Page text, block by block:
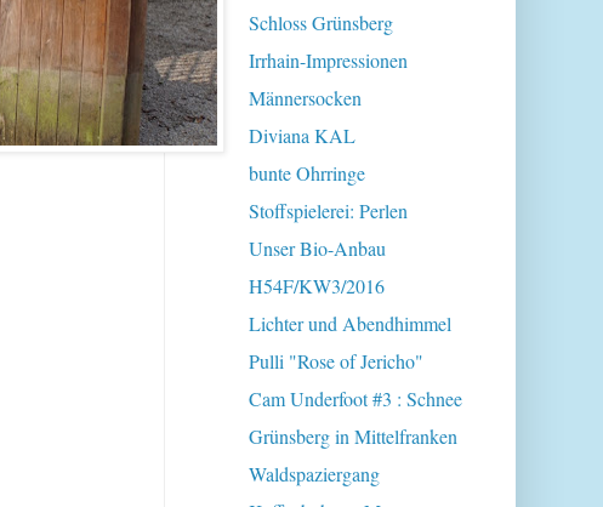
Schloss Grünsberg
Irrhain-Impressionen
Männersocken
Diviana KAL
bunte Ohrringe
Stoffspielerei: Perlen
Unser Bio-Anbau
H54F/KW3/2016
Lichter und Abendhimmel
Pulli "Rose of Jericho"
Cam Underfoot #3 : Schnee
Grünsberg in Mittelfranken
Waldspaziergang